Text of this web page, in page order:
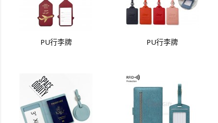
PU行李牌 PU行李牌